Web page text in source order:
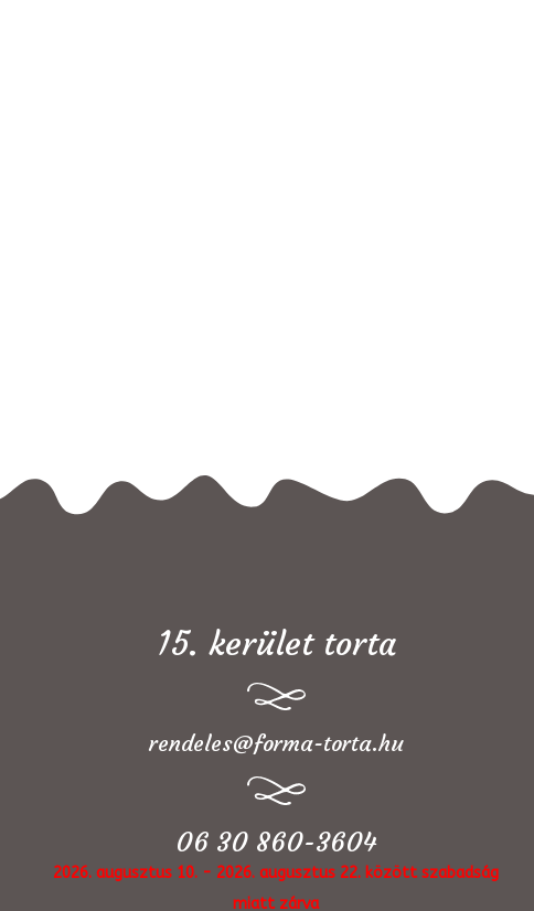
15. kerület torta
rendeles@forma-torta.hu
06 30 860-3604
2026. augusztus 10. - 2026. augusztus 22. között szabadság
miatt zárva